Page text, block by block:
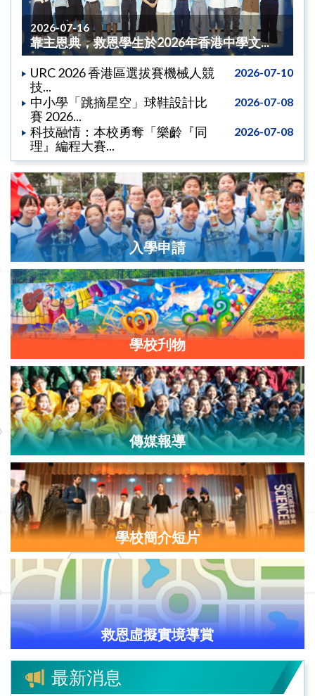
2026-07-16
靠主恩典，救恩學生於2026年香港中學文...
2026-07-10
URC 2026 香港區選拔賽機械人競
技...
2026-07-08
中小學「跳摘星空」球鞋設計比
賽 2026...
2026-07-08
科技融情：本校勇奪「樂齡『同
理』編程大賽...
入學申請
學校刋物
傳媒報導
學校簡介短片
救恩虛擬實境導賞
最新消息